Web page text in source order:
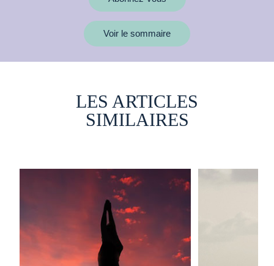
Voir le sommaire
LES ARTICLES
SIMILAIRES